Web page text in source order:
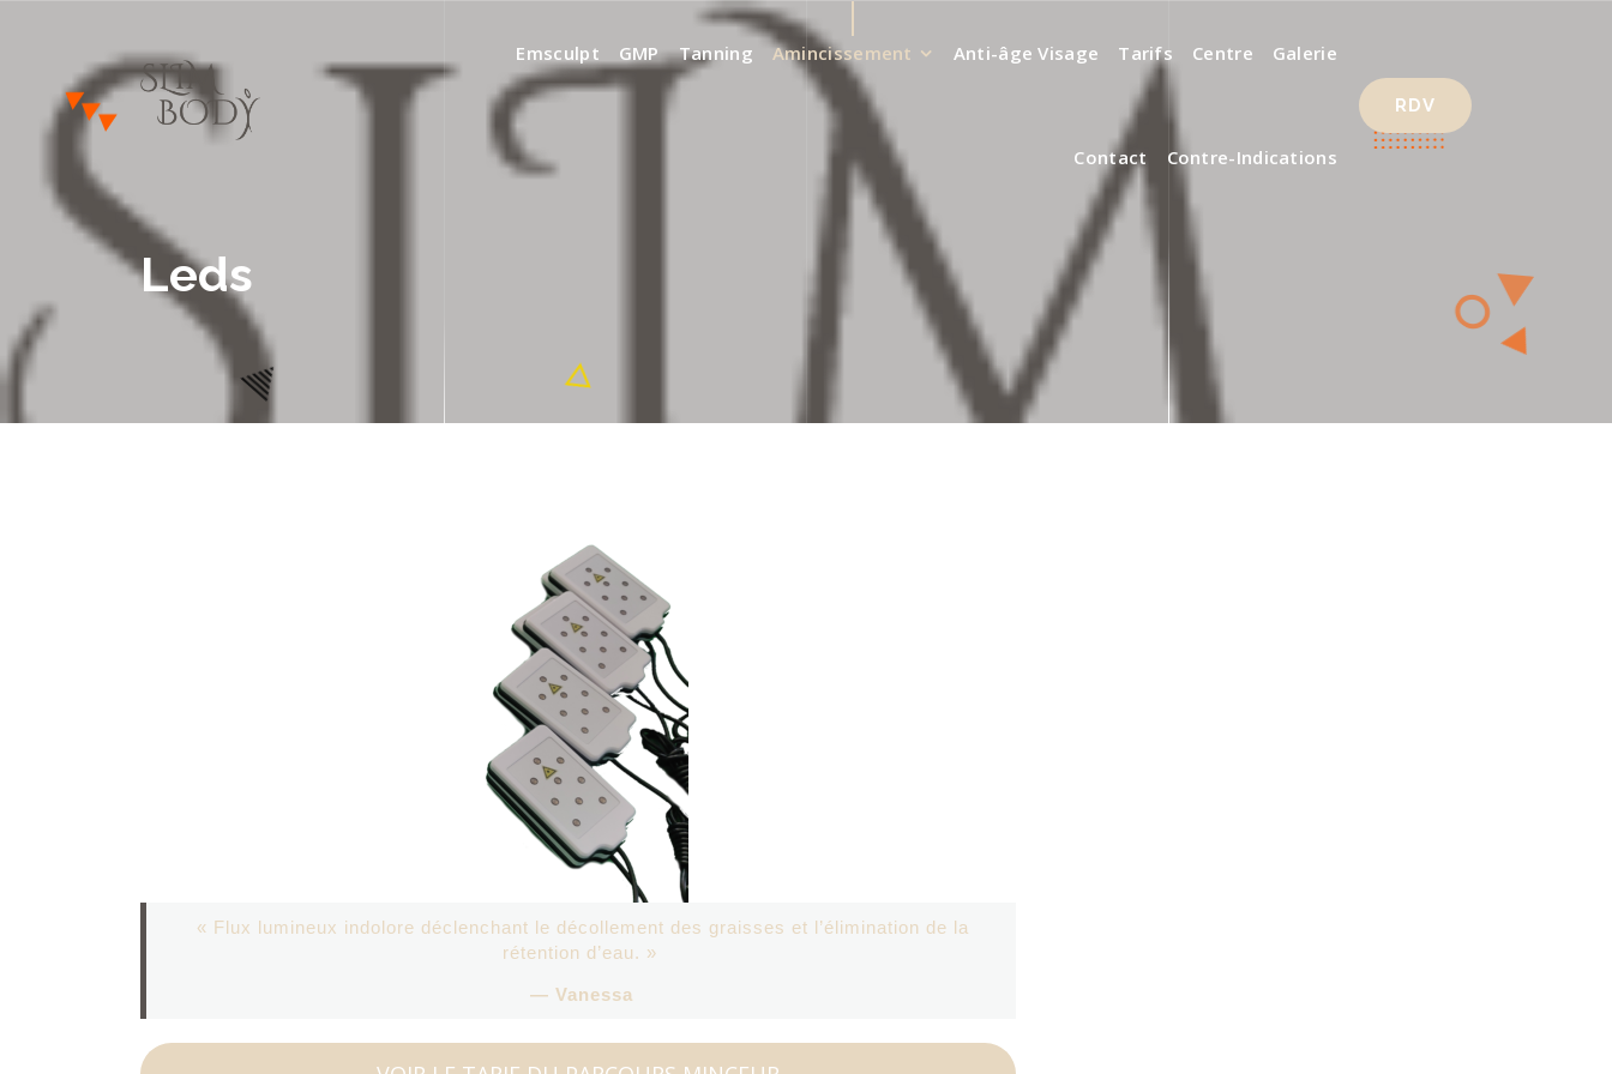
Emsculpt GMP Tanning Amincissement Anti-âge Visage Tarifs Centre Galerie
Contact Contre-Indications
RDV
Leds
« Flux lumineux indolore déclenchant le décollement des graisses et l’élimination de la
rétention d’eau. »
— Vanessa